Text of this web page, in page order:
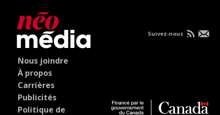
Nous joindre
À propos
Carrières
Publicités
Politique de
Suivez-nous